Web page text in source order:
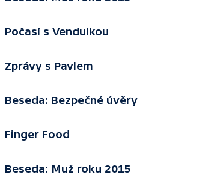
Počasí s Vendulkou
Zprávy s Pavlem
Beseda: Bezpečné úvěry
Finger Food
Beseda: Muž roku 2015